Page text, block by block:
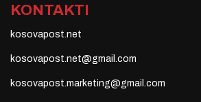
KONTAKTI
kosovapost.net
kosovapost.net@gmail.com
kosovapost.marketing@gmail.com